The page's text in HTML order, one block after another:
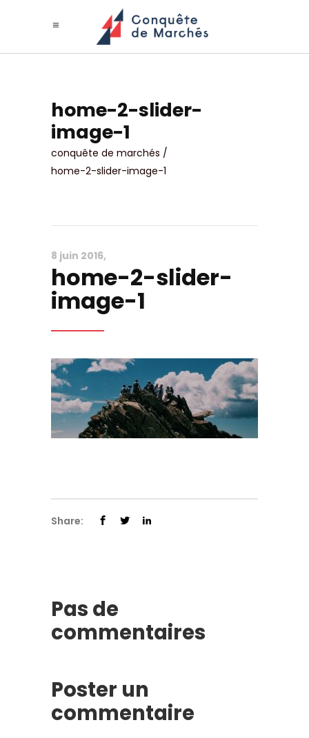
home-2-slider-
image-1
conquête de marchés /
home-2-slider-image-1
8 juin 2016
home-2-slider-
image-1
Share:
Pas de
commentaires
Poster un
commentaire